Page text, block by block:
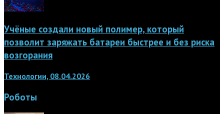
Учёные создали новый полимер, который
позволит заряжать батареи быстрее и без риска
возгорания
Технологии, 08.04.2026
Роботы